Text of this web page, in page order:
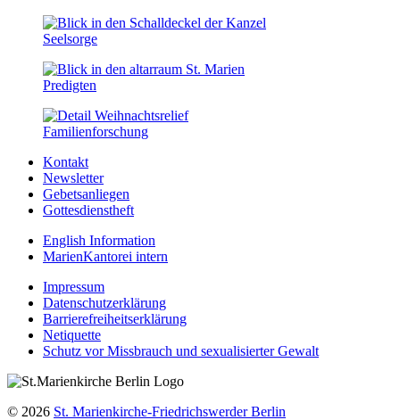
Seelsorge
Predigten
Familien­forschung
Kontakt
Newsletter
Gebetsanliegen
Gottesdienstheft
English Information
MarienKantorei intern
Impressum
Datenschutzerklärung
Barrierefreiheitserklärung
Netiquette
Schutz vor Missbrauch und sexualisierter Gewalt
© 2026 St. Marienkirche-Friedrichswerder Berlin